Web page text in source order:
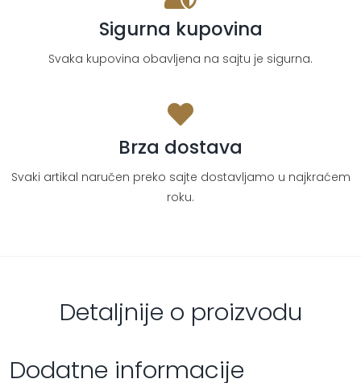
Sigurna kupovina
Svaka kupovina obavljena na sajtu je sigurna.
Brza dostava
Svaki artikal naručen preko sajte dostavljamo u najkraćem
roku.
Detaljnije o proizvodu
Dodatne informacije